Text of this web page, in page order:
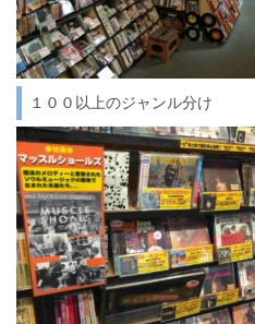
１００以上のジャンル分け